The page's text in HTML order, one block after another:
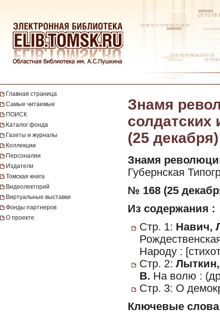
Главная страница
Самые читаемые
ПОИСК
Каталог фонда
Газеты и журналы
Коллекции
Персоналии
Издатели
Томская книга
Видеолекторий
Виртуальные выставки
Фонды партнеров
О проекте
Знамя
солдатских
(25 декабря)
Знамя
Губернская
№ 168 (25
Из содержания :
Стр. 1: Навич,
Народу :
Стр. 2:
В. На волю :
Стр. 3: О
Ключевые слова